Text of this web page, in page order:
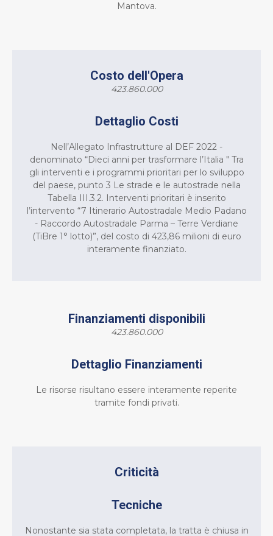
Mantova.
Costo dell'Opera
423.860.000
Dettaglio Costi
Nell’Allegato Infrastrutture al DEF 2022 -
denominato “Dieci anni per trasformare l’Italia " Tra
gli interventi e i programmi prioritari per lo sviluppo
del paese, punto 3 Le strade e le autostrade nella
Tabella III.3.2. Interventi prioritari è inserito
l’intervento “7 Itinerario Autostradale Medio Padano
- Raccordo Autostradale Parma – Terre Verdiane
(TiBre 1° lotto)”, del costo di 423,86 milioni di euro
interamente finanziato.
Finanziamenti disponibili
423.860.000
Dettaglio Finanziamenti
Le risorse risultano essere interamente reperite
tramite fondi privati.
Criticità
Tecniche
Nonostante sia stata completata, la tratta è chiusa in